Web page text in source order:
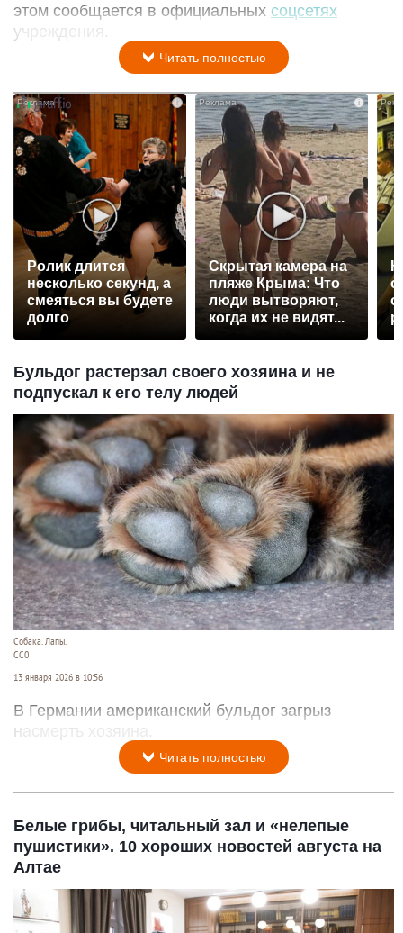
этом сообщается в официальных соцсетях
учреждения.
Читать полностью
Ролик длится
несколько секунд, а
смеяться вы будете
долго
i
Скрытая камера на
пляже Крыма: Что
люди вытворяют,
когда их не видят...
Бульдог растерзал своего хозяина и не
подпускал к его телу людей
Собака. Лапы.
СС0
13 января 2026 в 10:56
В Германии американский бульдог загрыз
насмерть хозяина.
Читать полностью
Белые грибы, читальный зал и «нелепые
пушистики». 10 хороших новостей августа на
Алтае